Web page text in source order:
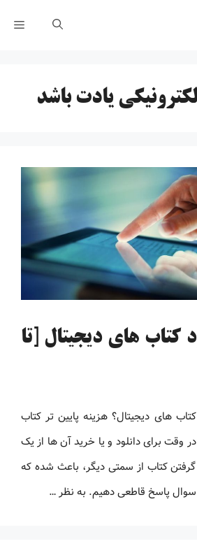
یادت باشد
کتاب های دیجیتال [تا
های دیجیتال؟ هزینه پایین تر کتاب
وقت برای دانلود و یا خرید آن ها از یک
کتاب از سمتی دیگر، باعث شده که
سوال پاسخ قاطعی دهیم. به نظر …